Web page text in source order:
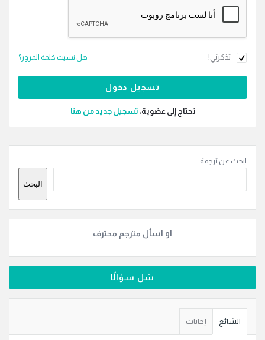
تذكرني! هل نسيت كلمة المرور؟
تحتاج إلى عضوية،‫تسجيل جديد من هنا
الجانبية
ابحث عن ترجمة
البحث
او اسأل مترجم محترف
سَل سؤالًا
الشائع إجابات